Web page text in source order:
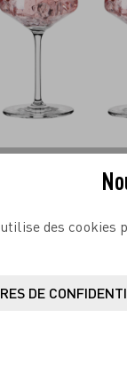
IN DEN
des cookies
DE